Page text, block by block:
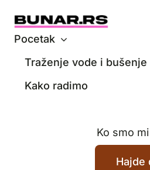
content
Pocetak
Traženje vode i bušenje
Kako radimo
Ko smo mi
Hajde